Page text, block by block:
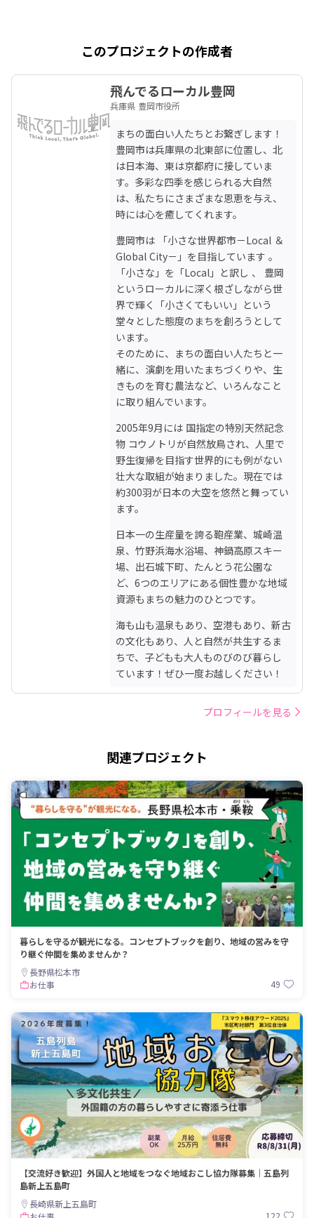
このプロジェクトの作成者
飛んでるローカル豊岡
兵庫県 豊岡市役所
まちの面白い人たちとお繋ぎします！
豊岡市は兵庫県の北東部に位置し、北
は日本海、東は京都府に接していま
す。多彩な四季を感じられる大自然
は、私たちにさまざまな恩恵を与え、
時には心を癒してくれます。
豊岡市は 「小さな世界都市－Local ＆
Global City－」を目指しています 。
「小さな」を「Local」と訳し 、 豊岡
というローカルに深く根ざしながら世
界で輝く「小さくてもいい」という
堂々とした態度のまちを創ろうとして
います。
そのために、まちの面白い人たちと一
緒に、演劇を用いたまちづくりや、生
きものを育む農法など、いろんなこと
に取り組んでいます。
2005年9月には 国指定の特別天然記念
物 コウノトリが自然放鳥され、人里で
野生復帰を目指す世界的にも例がない
壮大な取組が始まりました。現在では
約300羽が日本の大空を悠然と舞ってい
ます。
日本一の生産量を誇る鞄産業、城崎温
泉、竹野浜海水浴場、神鍋高原スキー
場、出石城下町、たんとう花公園な
ど、6つのエリアにある個性豊かな地域
資源もまちの魅力のひとつです。
海も山も温泉もあり、空港もあり、新古
の文化もあり、人と自然が共生するま
ちで、子どもも大人ものびのび暮らし
ています！ぜひ一度お越しください！
プロフィールを見る
関連プロジェクト
暮らしを守るが観光になる。コンセプトブックを創り、地域の営みを守
り継ぐ仲間を集めませんか？
長野県松本市
お仕事
49
【交流好き歓迎】外国人と地域をつなぐ地域おこし協力隊募集｜五島列
島新上五島町
長崎県新上五島町